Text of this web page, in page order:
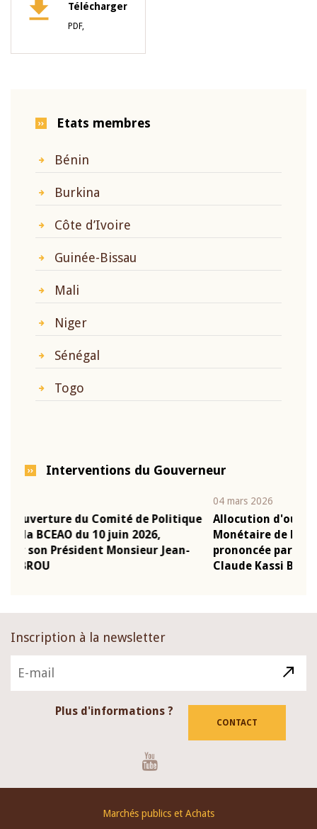
Télécharger
PDF,
Etats membres
Bénin
Burkina
Côte d’Ivoire
Guinée-Bissau
Mali
Niger
Sénégal
Togo
Interventions du Gouverneur
Allocution d'ouverture du Comité de Politique
Monétaire de la BCEAO du 4 mars 2026,
prononcée par son Président Monsieur Jean-
Claude Kassi BROU
Inscription à la newsletter
Plus d'informations ?
CONTACT
Marchés publics et Achats